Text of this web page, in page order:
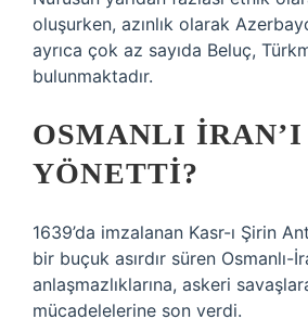
oluşurken, azınlık olarak
ayrıca çok az sayıda Beluç,
bulunmaktadır.
OSMANLI
YÖNETTI?
1639’da imzalanan Kasr-ı Şirin
bir buçuk asırdır süren Osmanlı-
anlaşmazlıklarına, askeri
mücadelelerine son verdi.